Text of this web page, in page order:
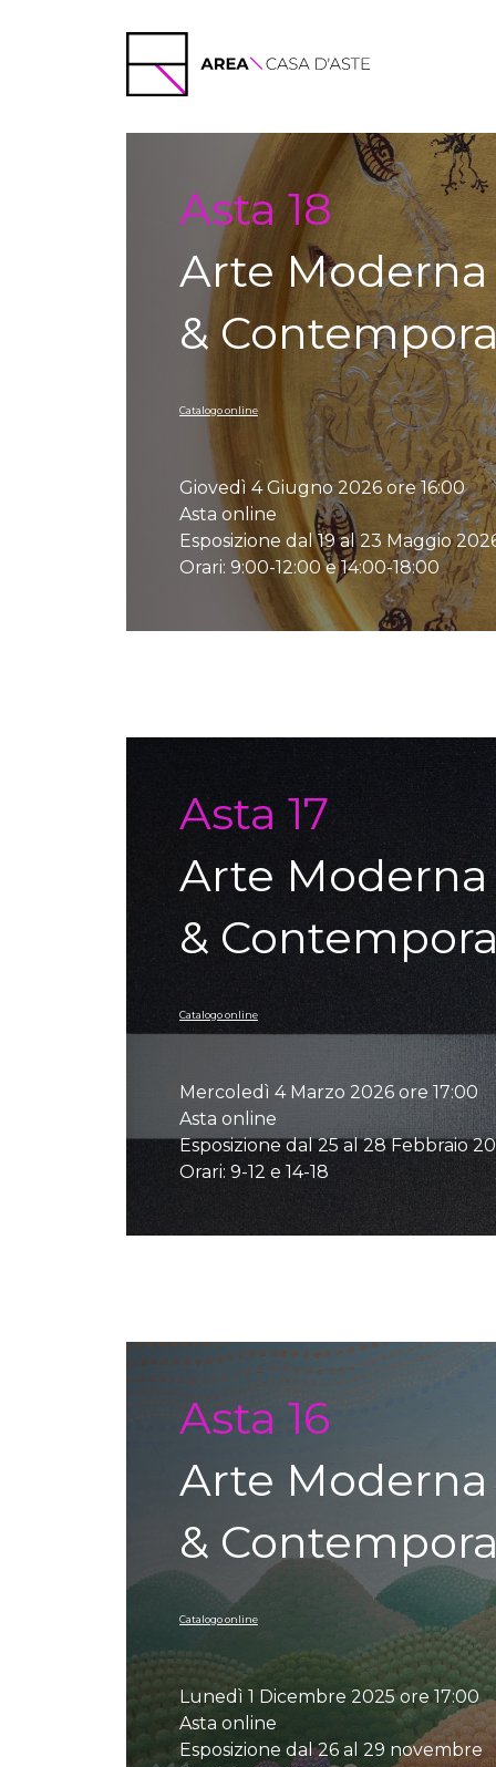
Asta 18
Arte Moderna
&
Catalogo online
Giovedì 4 Giugno 2026 ore 16:00
Asta online
Esposizione dal 19 al 23 Maggio
Orari: 9:00-12:00 e 14:00-18:00
Asta 17
Arte Moderna
&
Catalogo online
Mercoledì 4 Marzo 2026 ore 17:00
Asta online
Esposizione dal 25 al 28 Febbraio
Orari: 9-12 e 14-18
Asta 16
Arte Moderna
&
Catalogo online
Lunedì 1 Dicembre 2025 ore 17:00
Asta online
Esposizione dal 26 al 29 novembre
Auction detail